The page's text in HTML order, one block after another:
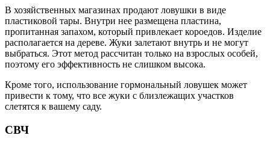
В хозяйственных магазинах продают ловушки в виде
пластиковой тары. Внутри нее размещена пластина,
пропитанная запахом, который привлекает короедов. Изделие
располагается на дереве. Жуки залетают внутрь и не могут
выбраться. Этот метод рассчитан только на взрослых особей,
поэтому его эффективность не слишком высока.
Кроме того, использование гормональный ловушек может
привести к тому, что все жуки с близлежащих участков
слетятся к вашему саду.
СВЧ